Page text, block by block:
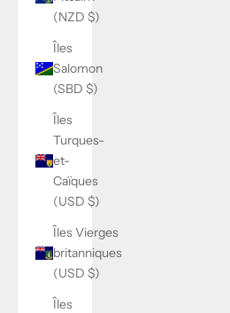
(NZD $)
Îles
Salomon
(SBD $)
Îles
Turques-
et-
Caïques
(USD $)
Îles Vierges
britanniques
(USD $)
Îles